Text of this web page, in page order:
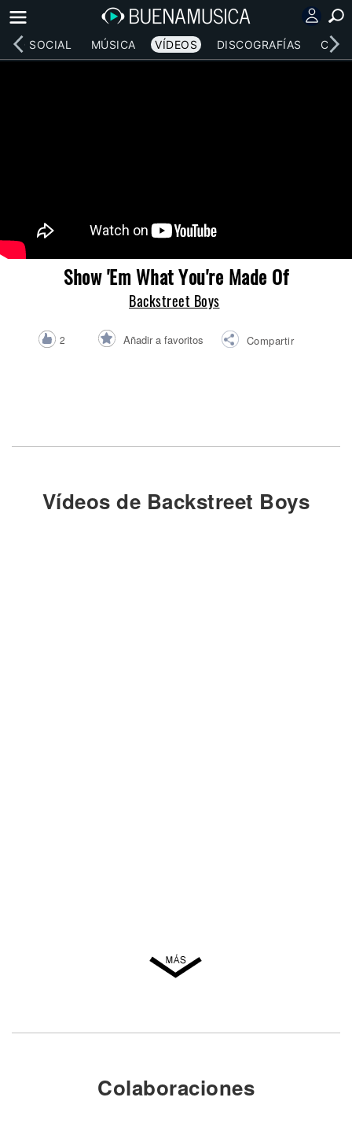
RED SOCIAL MÚSICA VÍDEOS DISCOGRAFÍAS
Show 'Em What You're Made Of
Backstreet Boys
2 Añadir a favoritos Compartir
Vídeos de Backstreet Boys
Colaboraciones